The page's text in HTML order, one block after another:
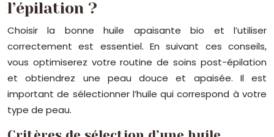
l’épilation ?
Choisir la bonne huile apaisante bio et l’utiliser
correctement est essentiel. En suivant ces conseils,
vous optimiserez votre routine de soins post-épilation
et obtiendrez une peau douce et apaisée. Il est
important de sélectionner l’huile qui correspond à votre
type de peau.